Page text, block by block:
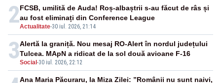
2Actualitate-30 iul. 2026, 21:14
FCSB, umilită de Auda! Roș-albaștrii s-au făcut de râs și
au fost eliminați din Conference League
3Social -30 iul. 2026, 22:12
Alertă la graniță. Nou mesaj RO-Alert în nordul județului
Tulcea. MApN a ridicat de la sol două avioane F-16
Ana Maria Păcuraru, la Miza Zilei: ”Românii nu sunt naivi,